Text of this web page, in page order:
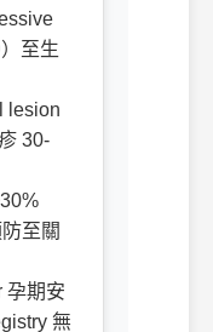
至生
lesion
30-
至關
孕期安
無